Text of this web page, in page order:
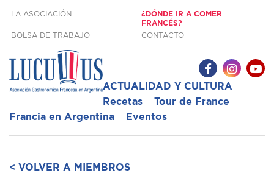
LA ASOCIACIÓN
¿DÓNDE IR A COMER
FRANCÉS?
BOLSA DE TRABAJO
CONTACTO
ACTUALIDAD Y CULTURA
Recetas
Tour de France
Francia en Argentina
Eventos
< VOLVER A MIEMBROS